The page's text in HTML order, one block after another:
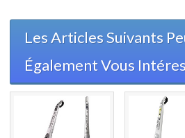
Les Articles Suivants
Également Vous